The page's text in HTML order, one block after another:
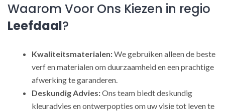
Waarom Voor Ons Kiezen in regio
Leefdaal?
Kwaliteitsmaterialen:We gebruiken alleen de beste
verf en materialen om duurzaamheid en een prachtige
afwerking te garanderen.
Deskundig Advies:Ons team biedt deskundig
kleuradvies en ontwerpopties om uw visie tot leven te